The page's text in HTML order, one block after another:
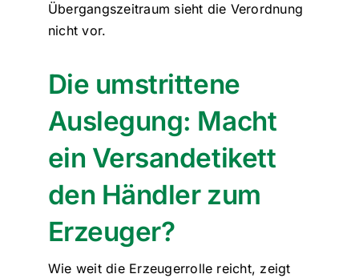
Übergangszeitraum sieht die Verordnung
nicht vor.
Die umstrittene
Auslegung: Macht
ein Versandetikett
den Händler zum
Erzeuger?
Wie weit die Erzeugerrolle reicht, zeigt